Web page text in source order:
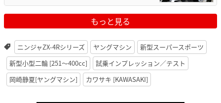
もっと見る
ニンジャZX-4Rシリーズ ヤングマシン
新型スーパースポーツ
新型小型二輪 [251〜400cc]
試乗インプレッション／テスト
岡崎静夏[ヤングマシン]
カワサキ [KAWASAKI]